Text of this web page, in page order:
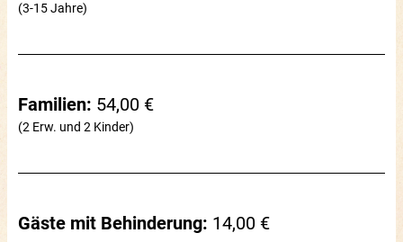
(3-15 Jahre)
Familien: 54,00 €
(2 Erw. und 2 Kinder)
Gäste mit Behinderung: 14,00 €